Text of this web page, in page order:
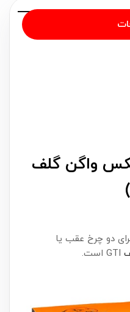
واگن گلف
دو چرخ عقب یا